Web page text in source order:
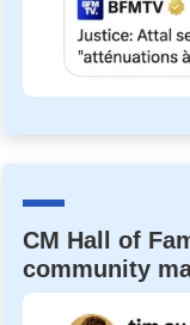
CM Hall of
community